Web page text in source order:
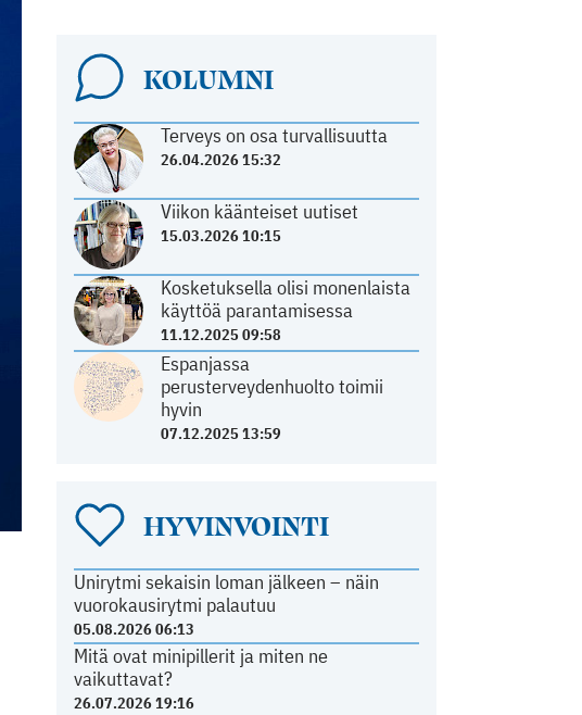
KOLUMNI
Terveys on osa turvallisuutta
26.04.2026 15:32
Viikon käänteiset uutiset
15.03.2026 10:15
Kosketuksella olisi monenlaista
käyttöä parantamisessa
11.12.2025 09:58
Espanjassa
perusterveydenhuolto toimii
hyvin
07.12.2025 13:59
HYVINVOINTI
Unirytmi sekaisin loman jälkeen – näin
vuorokausirytmi palautuu
05.08.2026 06:13
Mitä ovat minipillerit ja miten ne
vaikuttavat?
26.07.2026 19:16